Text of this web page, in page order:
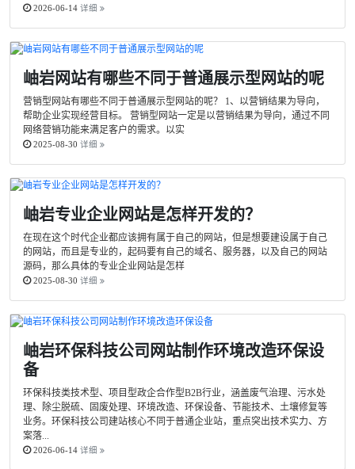
2026-06-14 详细
岫岩网站有哪些不同于普通展示型网站的呢
营销型网站有哪些不同于普通展示型网站的呢？ 1、以营销结果为导向，
帮助企业实现经营目标。 营销型网站一定是以营销结果为导向，通过不同
网络营销功能来满足客户的需求。以实
2025-08-30 详细
岫岩专业企业网站是怎样开发的？
在现在这个时代企业都应该拥有属于自己的网站，但是想要建设属于自己
的网站，而且是专业的，起码要有自己的域名、服务器，以及自己的网站
源码，那么具体的专业企业网站是怎样
2025-08-30 详细
岫岩环保科技公司网站制作环境改造环保设
备
环保科技类技术型、项目型政企合作型B2B行业，涵盖废气治理、污水处
理、除尘脱硫、固废处理、环境改造、环保设备、节能技术、土壤修复等
业务。环保科技公司建站核心不同于普通企业站，重点突出技术实力、方
案落...
2026-06-14 详细